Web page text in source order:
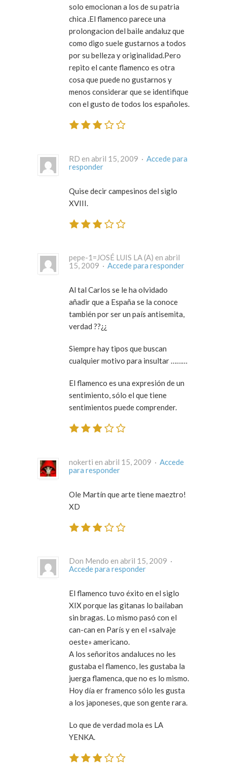
solo emocionan a los de su patria
chica .El flamenco parece una
prolongacion del baile andaluz que
como digo suele gustarnos a todos
por su belleza y originalidad.Pero
repito el cante flamenco es otra
cosa que puede no gustarnos y
menos considerar que se identifique
con el gusto de todos los españoles.
RD en abril 15, 2009 · Accede para
responder
Quise decir campesinos del siglo
XVIII.
pepe-1=JOSÉ LUIS LA (A) en abril
15, 2009 · Accede para responder
Al tal Carlos se le ha olvidado
añadir que a España se la conoce
también por ser un país antisemita,
verdad ??¿¿
Siempre hay tipos que buscan
cualquier motivo para insultar ………
El flamenco es una expresión de un
sentimiento, sólo el que tiene
sentimientos puede comprender.
nokerti en abril 15, 2009 · Accede
para responder
Ole Martín que arte tiene maeztro!
XD
Don Mendo en abril 15, 2009 ·
Accede para responder
El flamenco tuvo éxito en el siglo
XIX porque las gitanas lo bailaban
sin bragas. Lo mismo pasó con el
can-can en París y en el «salvaje
oeste» americano.
A los señoritos andaluces no les
gustaba el flamenco, les gustaba la
juerga flamenca, que no es lo mismo.
Hoy día er framenco sólo les gusta
a los japoneses, que son gente rara.
Lo que de verdad mola es LA
YENKA.